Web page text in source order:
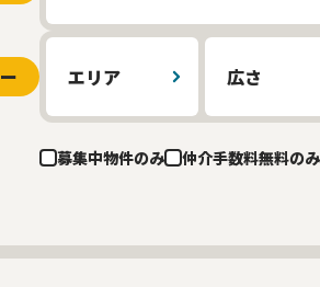
エリア 広さ
募集中物件のみ 仲介手数料無料のみ